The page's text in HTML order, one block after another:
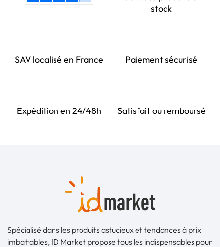
stock
SAV localisé en France Paiement sécurisé
Expédition en 24/48h Satisfait ou remboursé
Spécialisé dans les produits astucieux et tendances à prix
imbattables, ID Market propose tous les indispensables pour